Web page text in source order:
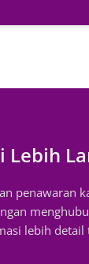
Lebih
penawaran
lebih